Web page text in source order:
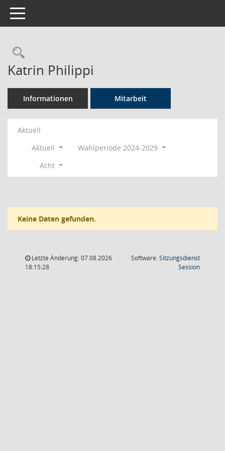
Toggle navigation
Rechercheauswahl
Katrin Philippi
Informationen Mitarbeit
Aktuell
Aktuell
Wahlperiode 2024-2029
Acht
Keine Daten gefunden.
Letzte Änderung: 07.08.2026
18:15:28
Software:Sitzungsdienst
Session(Wird in